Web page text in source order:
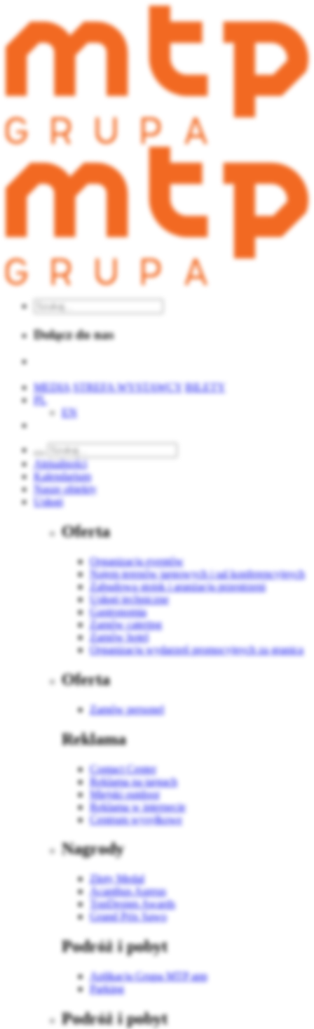
Dołącz do nas
MEDIA STREFA WYSTAWCY BILETY
PL
EN
Aktualności
Kalendarium
Nasze obiekty
Usługi
Oferta
Organizacja eventów
Najem terenów targowych i sal konferencyjnych
Zabudowa stoisk i aranżacja przestrzeni
Usługi techniczne
Gastronomia
Zamów catering
Zamów hotel
Organizacja wydarzeń promocyjnych za granicą
Oferta
Zamów personel
Reklama
Contact Center
Reklama na targach
Miejski outdoor
Reklama w internecie
Centrum wysyłkowe
Nagrody
Złoty Medal
Acanthus Aureus
TopDesign Awards
Grand Prix Sawo
Podróż i pobyt
Aplikacja Grupa MTP app
Parking
Podróż i pobyt